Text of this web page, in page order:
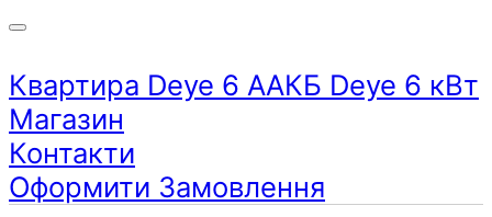
Квартира Deye 6 AАКБ Deye 6 кВт
Магазин
Контакти
Оформити Замовлення